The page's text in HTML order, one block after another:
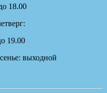
18.00
19.00
выходной